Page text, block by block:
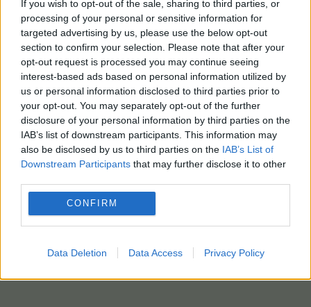
If you wish to opt-out of the sale, sharing to third parties, or
processing of your personal or sensitive information for
targeted advertising by us, please use the below opt-out
section to confirm your selection. Please note that after your
opt-out request is processed you may continue seeing
interest-based ads based on personal information utilized by
us or personal information disclosed to third parties prior to
your opt-out. You may separately opt-out of the further
disclosure of your personal information by third parties on the
IAB’s list of downstream participants. This information may
also be disclosed by us to third parties on the IAB’s List of
Downstream Participants that may further disclose it to other
CONFIRM
Data Deletion Data Access Privacy Policy